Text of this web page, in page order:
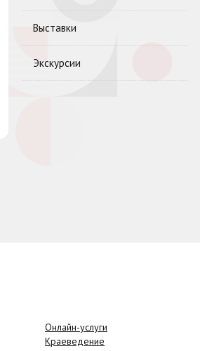
Выставки
Экскурсии
Онлайн-услуги
Краеведение